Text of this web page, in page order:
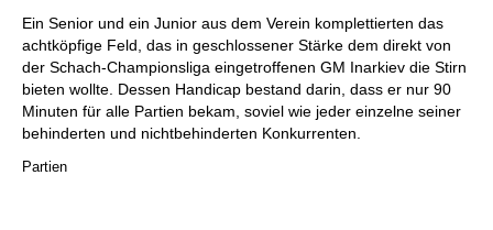
Ein Senior und ein Junior aus dem Verein komplettierten das
achtköpfige Feld, das in geschlossener Stärke dem direkt von
der Schach-Championsliga eingetroffenen GM Inarkiev die Stirn
bieten wollte. Dessen Handicap bestand darin, dass er nur 90
Minuten für alle Partien bekam, soviel wie jeder einzelne seiner
behinderten und nichtbehinderten Konkurrenten.
Partien